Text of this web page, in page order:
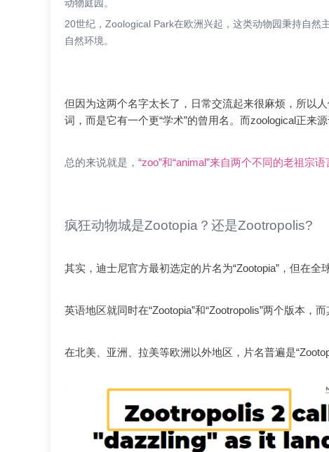
动物庭园。
20世纪，Zoological Park在欧洲兴起，这类动物园秉持自然
自然环境。
但因为这两个名字太长了，日常交流起来很麻烦，所以
词，而是它有一个更“学术”的曾用名。而zoological正来源
总的来说就是， “zoo”和“animal”来自两个不同的老祖宗
疯狂动物城是Zootopia？还是Zootropolis?
其实，迪士尼官方最初选定的片名为“Zootopia”，但在全
英语地区就同时在“Zootopia”和“Zootropolis”两个版本，
在北美、亚洲、拉美等欧洲以外地区，片名普遍是